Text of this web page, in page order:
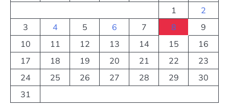
1
2
3
4 5 6 7 8
9
10
11 12 13 14 15
16
17
18 19 20 21 22
23
24
25 26 27 28 29
30
31